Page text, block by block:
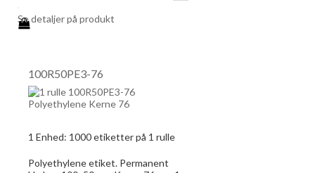
Se detaljer på produkt
100R50PE3-76
1 Enhed: 1000etiketter på 1 rulle
Polyethylene etiket. Permanent